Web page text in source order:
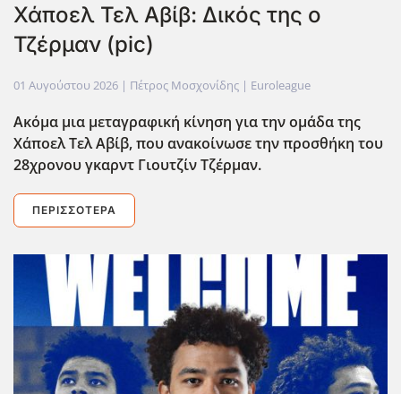
Χάποελ Τελ Αβίβ: Δικός της ο
Τζέρμαν (pic)
01 Αυγούστου 2026 | Πέτρος Μοσχονίδης | Euroleague
Ακόμα μια μεταγραφική κίνηση για την ομάδα της
Χάποελ Τελ Αβίβ, που ανακοίνωσε την προσθήκη του
28χρονου γκαρντ Γιουτζίν Τζέρμαν.
ΠΕΡΙΣΣΌΤΕΡΑ